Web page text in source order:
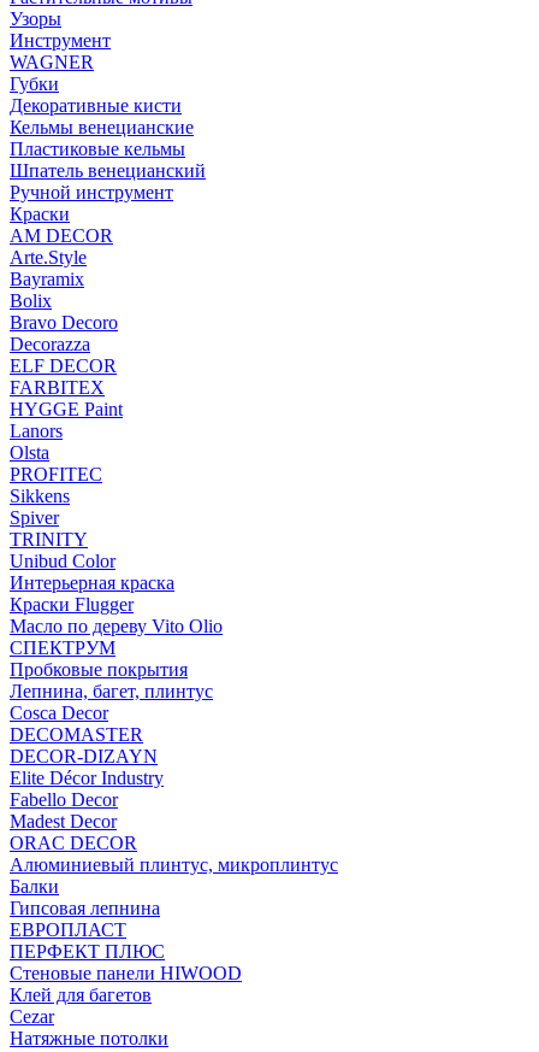
Узоры
Инструмент
WAGNER
Губки
Декоративные кисти
Кельмы венецианские
Пластиковые кельмы
Шпатель венецианский
Ручной инструмент
Краски
AM DECOR
Arte.Style
Bayramix
Bolix
Bravo Decoro
Decorazza
ELF DECOR
FARBITEX
HYGGE Paint
Lanors
Olsta
PROFITEC
Sikkens
Spiver
TRINITY
Unibud Color
Интерьерная краска
Краски Flugger
Масло по дереву Vito Olio
СПЕКТРУМ
Пробковые покрытия
Лепнина, багет, плинтус
Cosca Decor
DECOMASTER
DECOR-DIZAYN
Elite Décor Industry
Fabello Decor
Madest Decor
ORAC DECOR
Алюминиевый плинтус, микроплинтус
Балки
Гипсовая лепнина
ЕВРОПЛАСТ
ПЕРФЕКТ ПЛЮС
Стеновые панели HIWOOD
Клей для багетов
Cezar
Натяжные потолки